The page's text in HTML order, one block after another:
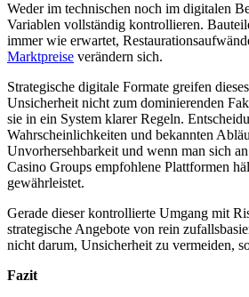
Weder im technischen noch im digitalen
Variablen vollständig kontrollieren.
immer wie erwartet,
Marktpreise verändern sich.
Strategische digitale Formate greifen
Unsicherheit nicht zum dominierenden
sie in ein System klarer Regeln.
Wahrscheinlichkeiten und bekannten
Unvorhersehbarkeit und wenn man sich
Casino Groups empfohlene Plattformen
gewährleistet.
Gerade dieser kontrollierte Umgang mit
strategische Angebote von rein
nicht darum, Unsicherheit zu vermeiden,
Fazit